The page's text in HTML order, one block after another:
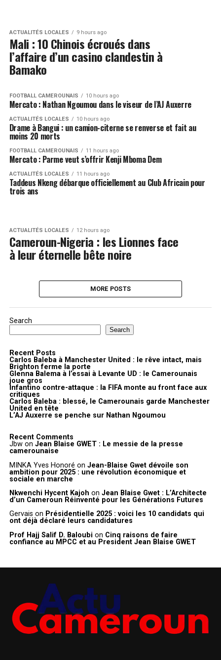
ACTUALITÉS LOCALES 9 hours ago
Mali : 10 Chinois écroués dans
l’affaire d’un casino clandestin à
Bamako
FOOTBALL CAMEROUNAIS 10 hours ago
Mercato : Nathan Ngoumou dans le viseur de l’AJ Auxerre
ACTUALITÉS LOCALES 10 hours ago
Drame à Bangui : un camion-citerne se renverse et fait au
moins 20 morts
FOOTBALL CAMEROUNAIS 11 hours ago
Mercato : Parme veut s’offrir Kenji Mboma Dem
ACTUALITÉS LOCALES 11 hours ago
Taddeus Nkeng débarque officiellement au Club Africain pour
trois ans
ACTUALITÉS LOCALES 12 hours ago
Cameroun-Nigeria : les Lionnes face
à leur éternelle bête noire
MORE POSTS
Search
Search
Recent Posts
Carlos Baleba à Manchester United : le rêve intact, mais
Brighton ferme la porte
Glenna Balema à l’essai à Levante UD : le Camerounais
joue gros
Infantino contre-attaque : la FIFA monte au front face aux
critiques
Carlos Baleba : blessé, le Camerounais garde Manchester
United en tête
L’AJ Auxerre se penche sur Nathan Ngoumou
Recent Comments
Jbwon Jean Blaise GWET : Le messie de la presse
camerounaise
MINKA Yves Honoré on Jean-Blaise Gwet dévoile son
ambition pour 2025 : une révolution économique et
sociale en marche
Nkwenchi Hycent Kajoh on Jean Blaise Gwet : L’Architecte
d’un Cameroun Réinventé pour les Générations Futures
Gervais on Présidentielle 2025 : voici les 10 candidats qui
ont déjà déclaré leurs candidatures
Prof Hajj Salif D. Baloubi on Cinq raisons de faire
confiance au MPCC et au President Jean Blaise GWET